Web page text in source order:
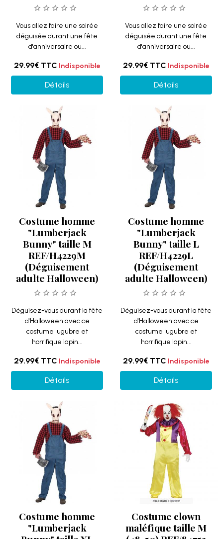
Vous allez faire une soirée
déguisée durant une fête
d'anniversaire ou...
29.99€ TTC Indisponible
Détails
Vous allez faire une soirée
déguisée durant une fête
d'anniversaire ou...
29.99€ TTC Indisponible
Détails
Costume homme
"Lumberjack
Bunny" taille M
REF/H4229M
(Déguisement
adulte Halloween)
Déguisez-vous durant la fête
d'Halloween avec ce
costume lugubre et
horrifique lapin...
29.99€ TTC Indisponible
Détails
Costume homme
"Lumberjack
Bunny" taille L
REF/H4229L
(Déguisement
adulte Halloween)
Déguisez-vous durant la fête
d'Halloween avec ce
costume lugubre et
horrifique lapin...
29.99€ TTC Indisponible
Détails
Costume homme
"Lumberjack
Costume clown
maléfique taille M